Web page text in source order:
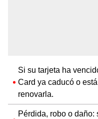
Si su tarjeta ha
Card ya caducó o
renovarla.
Pérdida, robo o daño: